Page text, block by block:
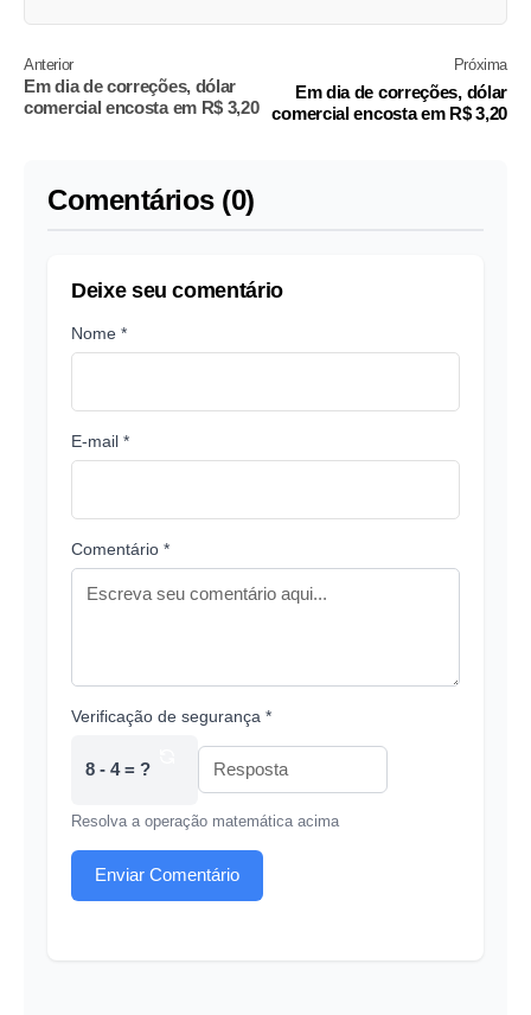
Anterior
Em dia de correções, dólar
comercial encosta em R$ 3,20
Próxima
Em dia de correções, dólar
comercial encosta em R$ 3,20
Comentários (0)
Deixe seu comentário
Nome *
E-mail *
Comentário *
Verificação de segurança *
8 - 4 = ?
Resolva a operação matemática acima
Enviar Comentário